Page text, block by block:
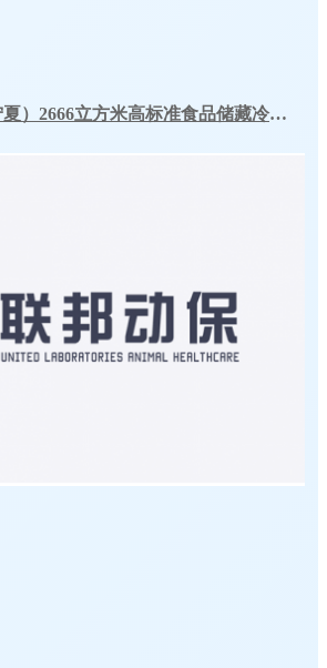
春发生物科技（宁夏）2666立方米高标准食品储藏冷库工程案例